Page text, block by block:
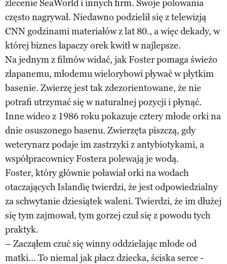
zlecenie SeaWorld i innych firm. Swoje polowania
często nagrywał. Niedawno podzielił się z telewizją
CNN godzinami materiałów z lat 80., a więc dekady, w
której biznes łapaczy orek kwitł w najlepsze.
Na jednym z filmów widać, jak Foster pomaga świeżo
złapanemu, młodemu wielorybowi pływać w płytkim
basenie. Zwierzę jest tak zdezorientowane, że nie
potrafi utrzymać się w naturalnej pozycji i płynąć.
Inne wideo z 1986 roku pokazuje cztery młode orki na
dnie osuszonego basenu. Zwierzęta piszczą, gdy
weterynarz podaje im zastrzyki z antybiotykami, a
współpracownicy Fostera polewają je wodą.
Foster, który głównie poławiał orki na wodach
otaczających Islandię twierdzi, że jest odpowiedzialny
za schwytanie dziesiątek waleni. Twierdzi, że im dłużej
się tym zajmował, tym gorzej czuł się z powodu tych
praktyk.
– Zacząłem czuć się winny oddzielając młode od
matki... To niemal jak płacz dziecka, ściska serce -